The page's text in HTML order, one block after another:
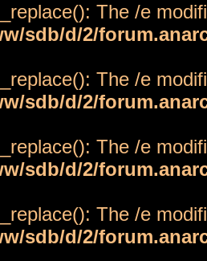
The /e
sdb/d/2/
The /e
sdb/d/2/
The /e
sdb/d/2/
The /e
sdb/d/2/